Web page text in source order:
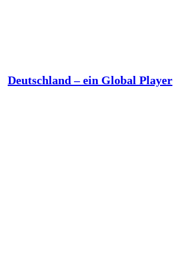
Deutschland – ein Global Player